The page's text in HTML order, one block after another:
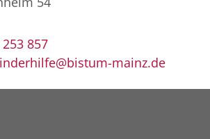
857
mainz.de